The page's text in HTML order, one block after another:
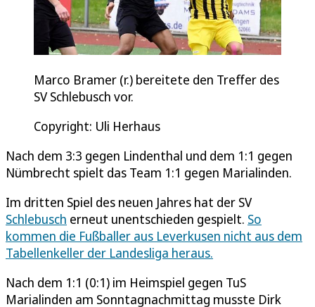
Marco Bramer (r.) bereitete den Treffer des
SV Schlebusch vor.
Copyright: Uli Herhaus
Nach dem 3:3 gegen Lindenthal und dem 1:1 gegen
Nümbrecht spielt das Team 1:1 gegen Marialinden.
Im dritten Spiel des neuen Jahres hat der SV
Schlebusch erneut unentschieden gespielt. So
kommen die Fußballer aus Leverkusen nicht aus dem
Tabellenkeller der Landesliga heraus.
Nach dem 1:1 (0:1) im Heimspiel gegen TuS
Marialinden am Sonntagnachmittag musste Dirk